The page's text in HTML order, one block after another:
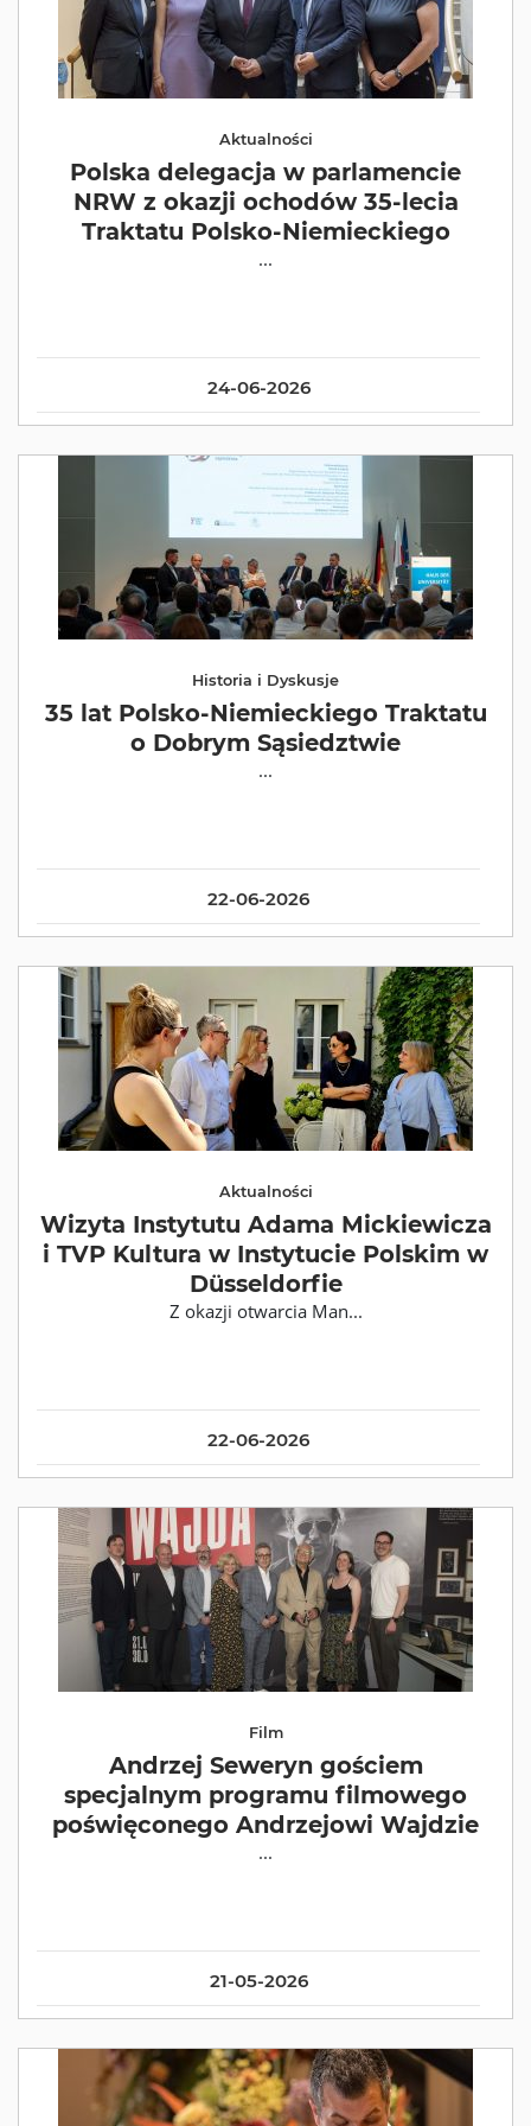
24-06-2026
Aktualności
Polska delegacja w parlamencie
NRW z okazji ochodów 35-lecia
Traktatu Polsko-Niemieckiego
...
22-06-2026
Historia i Dyskusje
35 lat Polsko-Niemieckiego Traktatu
o Dobrym Sąsiedztwie
...
22-06-2026
Aktualności
Wizyta Instytutu Adama Mickiewicza
i TVP Kultura w Instytucie Polskim w
Düsseldorfie
Z okazji otwarcia Man...
21-05-2026
Film
Andrzej Seweryn gościem
specjalnym programu filmowego
poświęconego Andrzejowi Wajdzie
...